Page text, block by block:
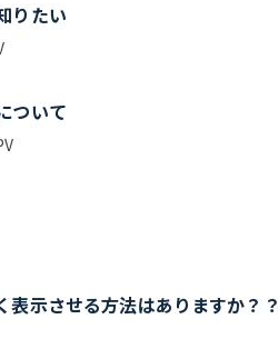
りたい
ついて
表示させる方法はありますか？？